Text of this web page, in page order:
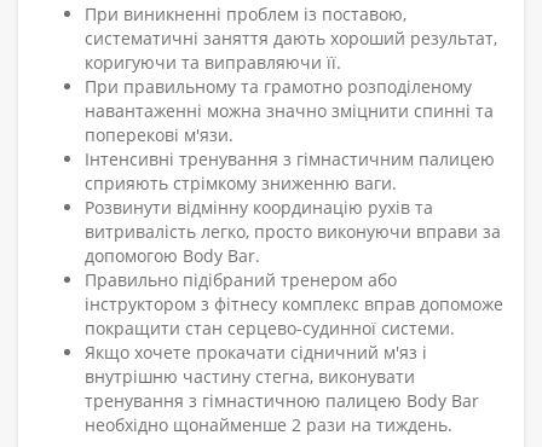
При виникненні проблем із поставою,
систематичні заняття дають хороший результат,
коригуючи та виправляючи її.
При правильному та грамотно розподіленому
навантаженні можна значно зміцнити спинні та
поперекові м'язи.
Інтенсивні тренування з гімнастичним палицею
сприяють стрімкому зниженню ваги.
Розвинути відмінну координацію рухів та
витривалість легко, просто виконуючи вправи за
допомогою Body Bar.
Правильно підібраний тренером або
інструктором з фітнесу комплекс вправ допоможе
покращити стан серцево-судинної системи.
Якщо хочете прокачати сідничний м'яз і
внутрішню частину стегна, виконувати
тренування з гімнастичною палицею Body Bar
необхідно щонайменше 2 рази на тиждень.